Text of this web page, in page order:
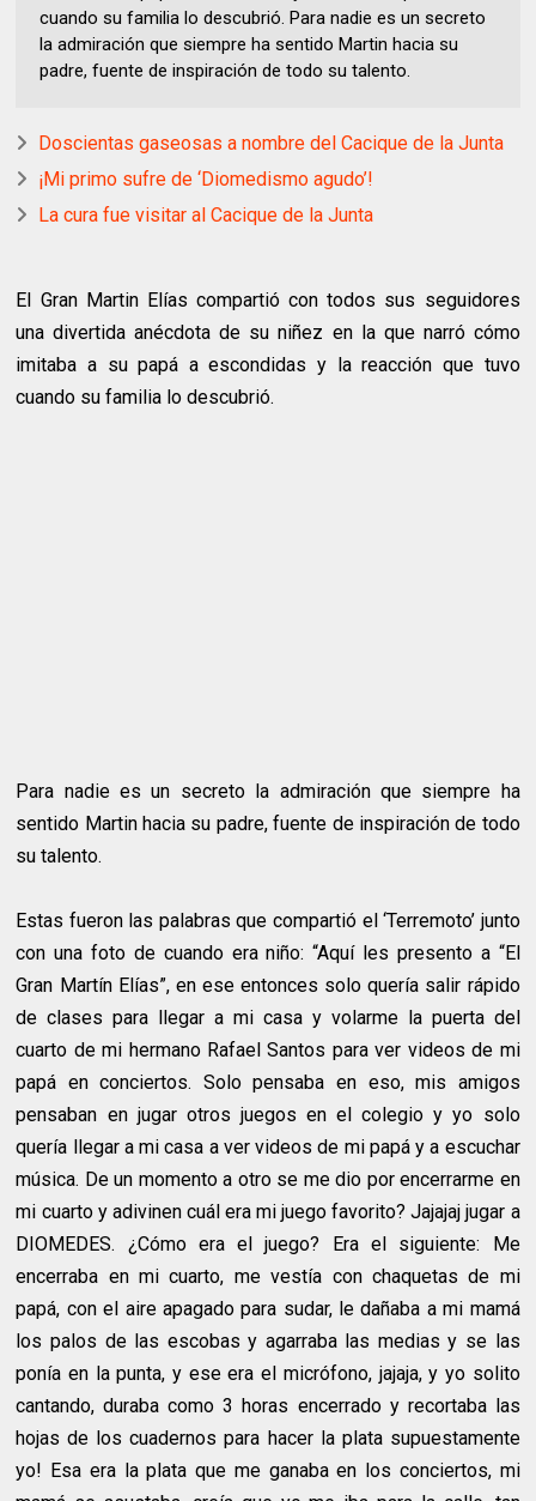
cuando su familia lo descubrió. Para nadie es un secreto
la admiración que siempre ha sentido Martin hacia su
padre, fuente de inspiración de todo su talento.
Doscientas gaseosas a nombre del Cacique de la Junta
¡Mi primo sufre de ‘Diomedismo agudo’!
La cura fue visitar al Cacique de la Junta
El Gran Martin Elías compartió con todos sus seguidores
una divertida anécdota de su niñez en la que narró cómo
imitaba a su papá a escondidas y la reacción que tuvo
cuando su familia lo descubrió.
Para nadie es un secreto la admiración que siempre ha
sentido Martin hacia su padre, fuente de inspiración de todo
su talento.
Estas fueron las palabras que compartió el ‘Terremoto’ junto
con una foto de cuando era niño: “Aquí les presento a “El
Gran Martín Elías”, en ese entonces solo quería salir rápido
de clases para llegar a mi casa y volarme la puerta del
cuarto de mi hermano Rafael Santos para ver videos de mi
papá en conciertos. Solo pensaba en eso, mis amigos
pensaban en jugar otros juegos en el colegio y yo solo
quería llegar a mi casa a ver videos de mi papá y a escuchar
música. De un momento a otro se me dio por encerrarme en
mi cuarto y adivinen cuál era mi juego favorito? Jajajaj jugar a
DIOMEDES. ¿Cómo era el juego? Era el siguiente: Me
encerraba en mi cuarto, me vestía con chaquetas de mi
papá, con el aire apagado para sudar, le dañaba a mi mamá
los palos de las escobas y agarraba las medias y se las
ponía en la punta, y ese era el micrófono, jajaja, y yo solito
cantando, duraba como 3 horas encerrado y recortaba las
hojas de los cuadernos para hacer la plata supuestamente
yo! Esa era la plata que me ganaba en los conciertos, mi